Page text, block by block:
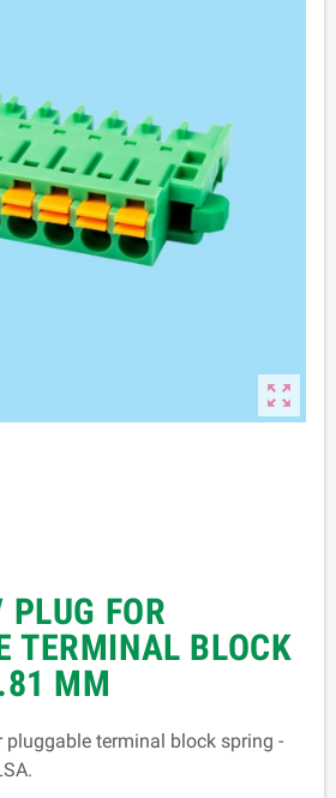

FOR
TERMINAL BLOCK
MM
terminal block spring -